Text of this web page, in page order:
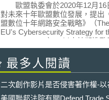
歐盟執委會於2020年12月16
對未來十年歐盟數位發展，提出
盟數位十年網路安全戰略》（The
EU's Cybersecurity Strategy for
Digital Decade），以支持塑造歐
數位未來（Shaping Europe's
Future）、歐洲復甦計畫（
Plan for Europe）和歐洲安全聯盟
戰略說明應如何加強歐盟共同抵
對網路攻擊的應變能力，並確保
最多人閱讀
二次創作影片是否侵害著作權-
美國聯邦法院有關Defend Trade